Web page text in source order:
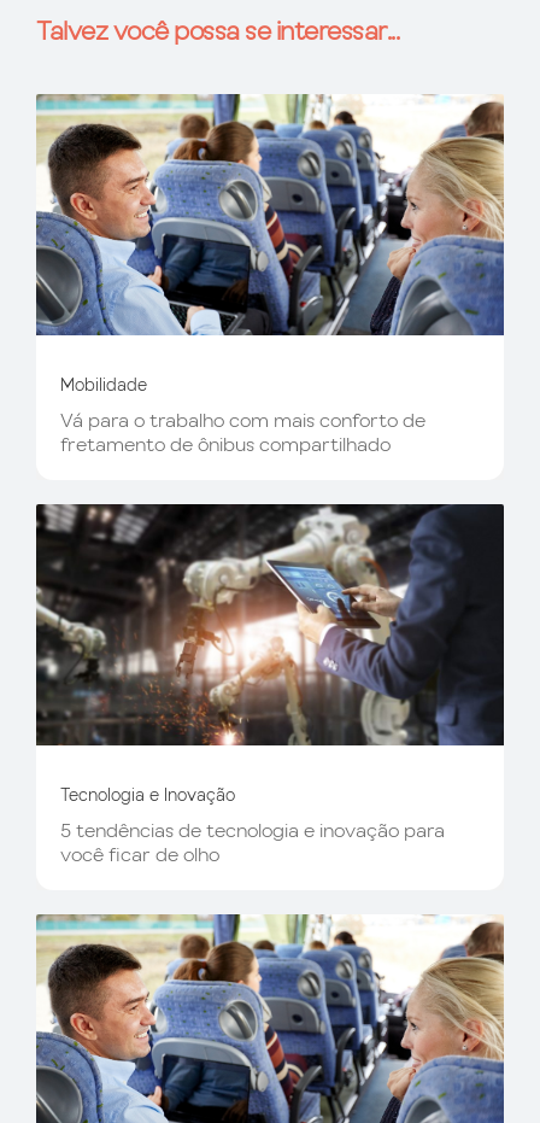
Talvez você possa se interessar...
Mobilidade
Vá para o trabalho com mais conforto de
fretamento de ônibus compartilhado
Tecnologia e Inovação
5 tendências de tecnologia e inovação para
você ficar de olho